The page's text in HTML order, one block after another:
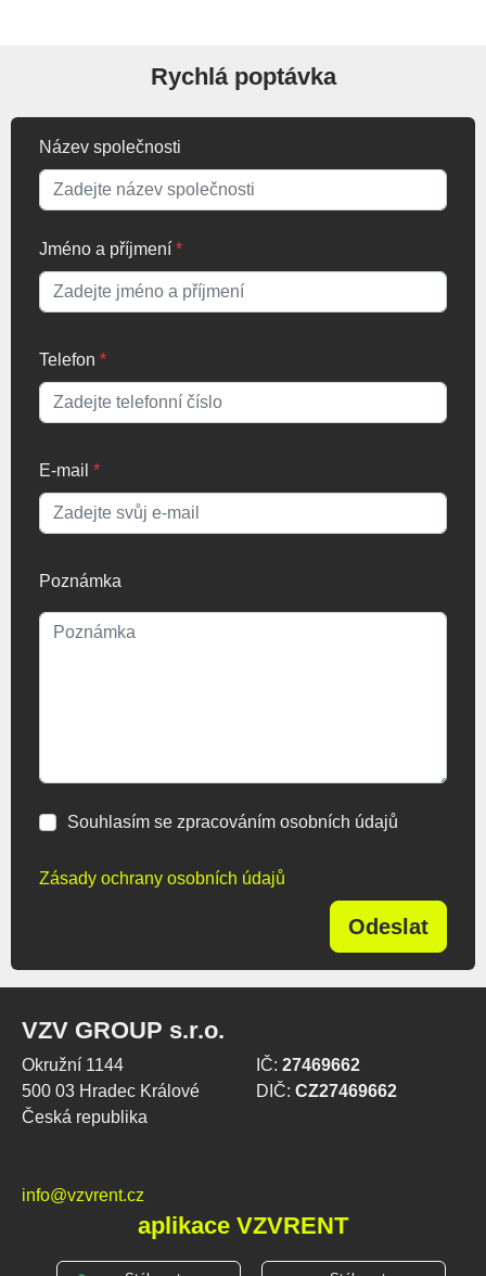
Rychlá poptávka
Název společnosti
Jméno a příjmení *
Telefon *
E-mail *
Poznámka
Souhlasím se zpracováním osobních údajů
Zásady ochrany osobních údajů
Odeslat
VZV GROUP s.r.o.
Okružní 1144
500 03 Hradec Králové
Česká republika
IČ: 27469662
DIČ: CZ27469662
info@vzvrent.cz
aplikace VZVRENT